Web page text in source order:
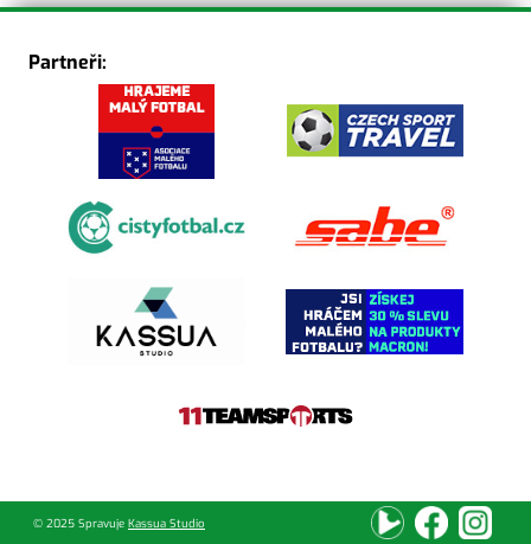
Partneři:
© 2025 Spravuje Kassua Studio